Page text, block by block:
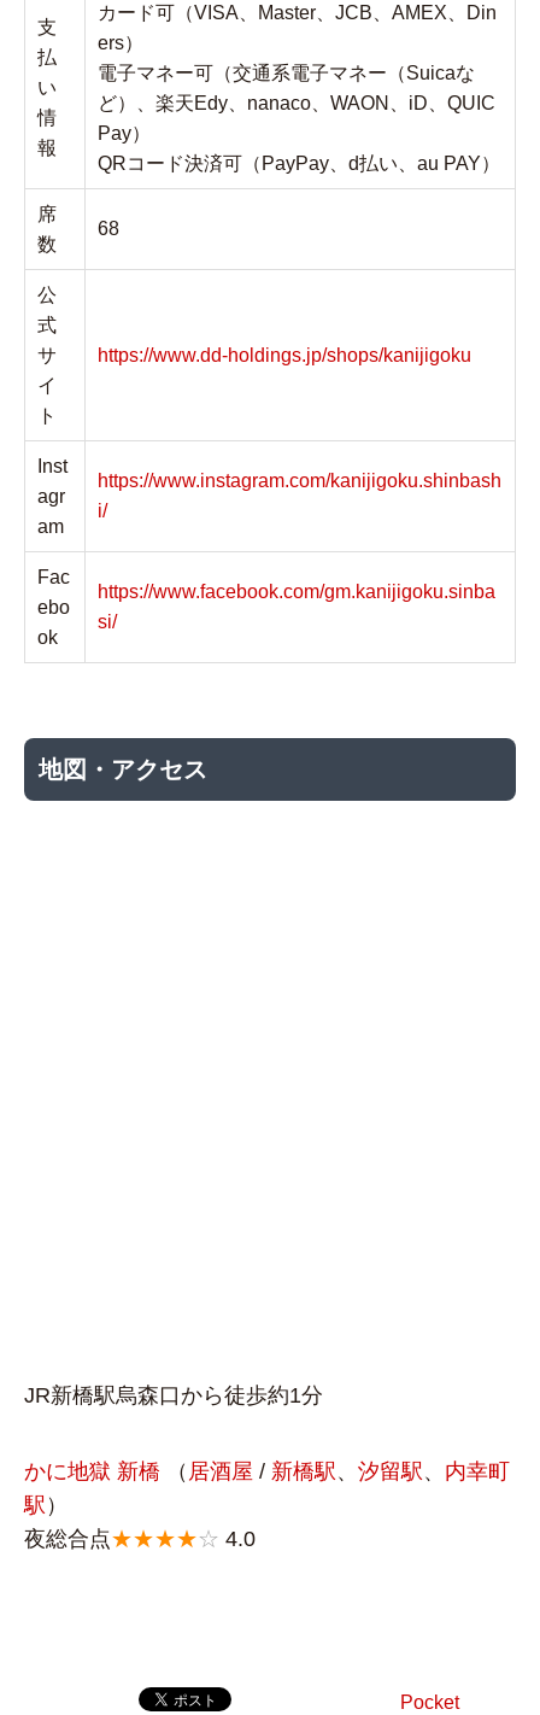
支
払
い
情
報
カード可（VISA、Master、JCB、AMEX、Din
ers）
電子マネー可（交通系電子マネー（Suicaな
ど）、楽天Edy、nanaco、WAON、iD、QUIC
Pay）
QRコード決済可（PayPay、d払い、au PAY）
席
数
68
公
式
サ
イ
ト
https://www.dd-holdings.jp/shops/kanijigoku
Inst
agr
am
https://www.instagram.com/kanijigoku.shinbash
i/
Fac
ebo
ok
https://www.facebook.com/gm.kanijigoku.sinba
si/
地図・アクセス
JR新橋駅烏森口から徒歩約1分
かに地獄 新橋 （ 居酒屋 / 新橋駅、 汐留駅、 内幸町
駅 ）
夜総合点★★★★☆ 4.0
Pocket